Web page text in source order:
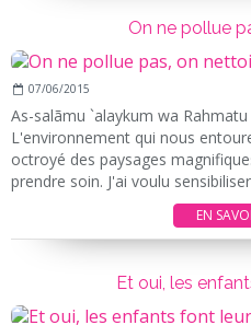
On ne pollue
07/06/2015
As-salãmu `alaykum wa
L'environnement qui nous
octroyé des paysages
prendre soin. J'ai voulu
EN
Et oui, les